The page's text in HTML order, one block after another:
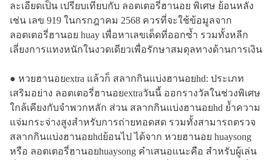
ละเอียดเป็น เปรียบเทียบกับ ลอตเตอรี่ฮานอย พิเศษ ย้อนหลัง
เช่น เลข 919 ในกรกฎาคม 2568 ควรที่จะใช้ข้อมูลจาก
ลอตเตอรี่ฮานอย huay เพื่อหาเลขเด็ดที่ออกซ้ำ รวมทั้งหลีก
เลี่ยงการแทงหนักในงวดเดียวเพื่อรักษาสมดุลทางด้านการเงิน
● หวยฮานอยextra แล้วก็ สลากกินแบ่งฮานอยhd: ประเภท
เสริมอย่าง ลอตเตอรี่ฮานอยextraวันนี้ ออกรางวัลในช่วงพิเศษ
ใกล้เคียงกับจำพวกหลัก ส่วน สลากกินแบ่งฮานอยhd ย้ำความ
แจ่มกระจ่างสูงสำหรับการถ่ายทอดสด รวมทั้งสามารถตรวจ
สลากกินแบ่งฮานอยhdย้อนไป ได้จาก หวยฮานอย huaysong
หรือ ลอตเตอรี่ฮานอยhuaysong คำเสนอแนะคือ สำหรับผู้เล่น